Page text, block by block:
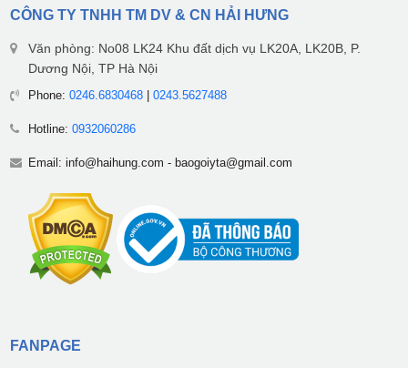
CÔNG TY TNHH TM DV & CN HẢI HƯNG
Văn phòng: No08 LK24 Khu đất dịch vụ LK20A, LK20B, P.
Dương Nội, TP Hà Nội
Phone: 0246.6830468| 0243.5627488
Hotline: 0932060286
Email: info@haihung.com - baogoiyta@gmail.com
FANPAGE